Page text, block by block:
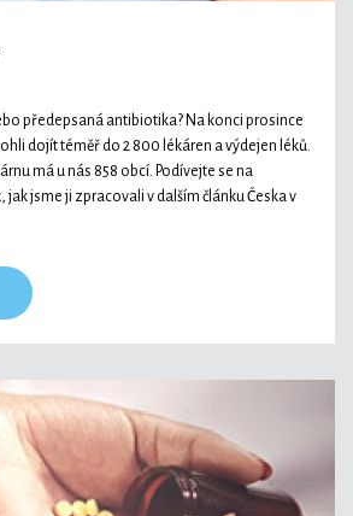
předepsaná antibiotika? Na konci prosince
dojít téměř do 2 800 lékáren a výdejen léků.
má u nás 858 obcí. Podívejte se na
jsme ji zpracovali v dalším článku Česka v